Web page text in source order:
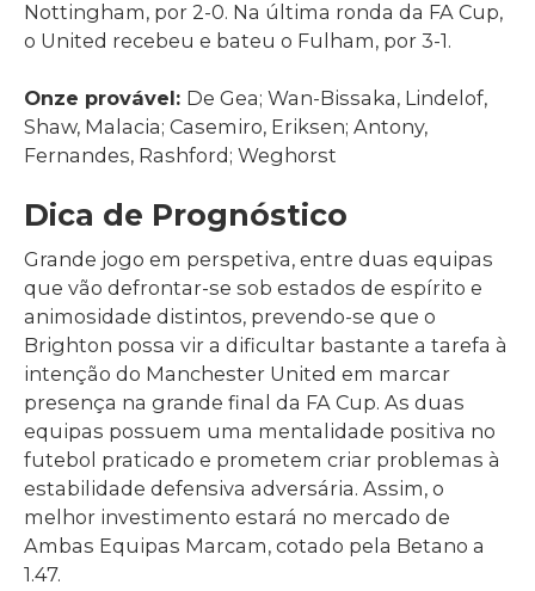
Nottingham, por 2-0. Na última ronda da FA Cup,
o United recebeu e bateu o Fulham, por 3-1.
Onze provável: De Gea; Wan-Bissaka, Lindelof,
Shaw, Malacia; Casemiro, Eriksen; Antony,
Fernandes, Rashford; Weghorst
Dica de Prognóstico
Grande jogo em perspetiva, entre duas equipas
que vão defrontar-se sob estados de espírito e
animosidade distintos, prevendo-se que o
Brighton possa vir a dificultar bastante a tarefa à
intenção do Manchester United em marcar
presença na grande final da FA Cup. As duas
equipas possuem uma mentalidade positiva no
futebol praticado e prometem criar problemas à
estabilidade defensiva adversária. Assim, o
melhor investimento estará no mercado de
Ambas Equipas Marcam, cotado pela Betano a
1.47.